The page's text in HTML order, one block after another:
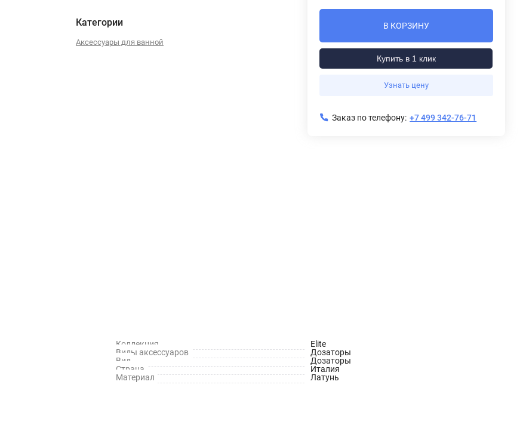
Категории
Аксессуары для ванной
В КОРЗИНУ
Купить в 1 клик
Узнать цену
Заказ по телефону: +7 499 342-76-71
Коллекция
Elite
Виды аксессуаров
Дозаторы
Вид
Дозаторы
Страна
Италия
Материал
Латунь